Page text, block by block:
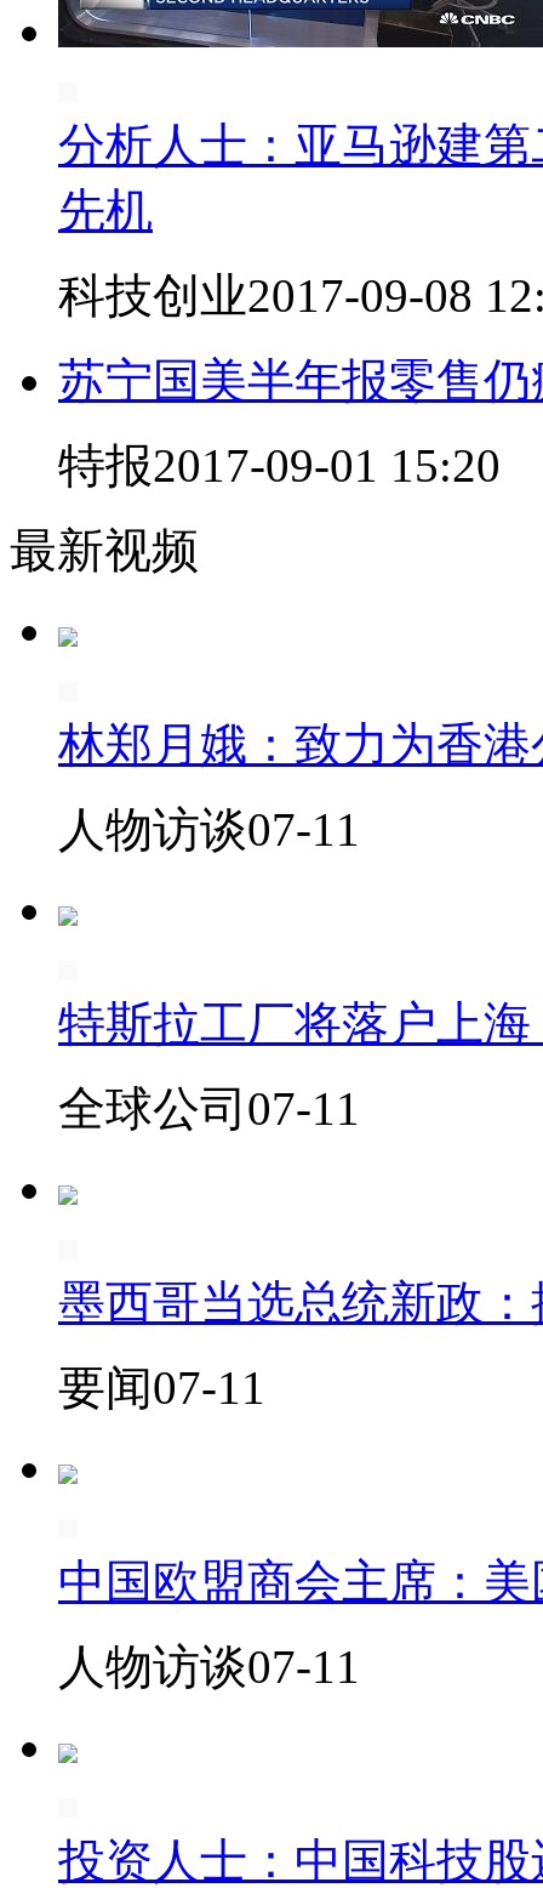
分析人士：亚马逊建
先机
科技创业2017-09-08
苏宁国美半年报零售
特报2017-09-01 15:20
最新视频
林郑月娥：致力为香
人物访谈07-11
特斯拉工厂将落户上
全球公司 07-11
墨西哥当选总统新政
要闻07-11
中国欧盟商会主席：
人物访谈07-11
投资人士：中国科技